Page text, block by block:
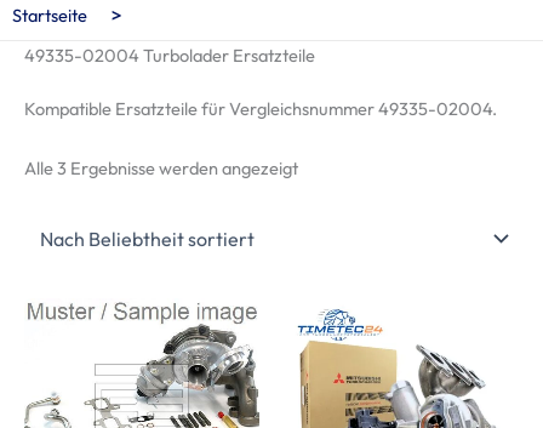
Startseite >
49335-02004 Turbolader Ersatzteile
Kompatible Ersatzteile für Vergleichsnummer 49335-02004.
Alle 3 Ergebnisse werden angezeigtNach